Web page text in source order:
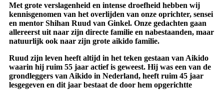
Met grote verslagenheid en intense droefheid hebben wij
kennisgenomen van het overlijden van onze oprichter, sensei
en mentor Shihan Ruud van Ginkel. Onze gedachten gaan
allereerst uit naar zijn directe familie en nabestaanden, maar
natuurlijk ook naar zijn grote aikido familie.
Ruud zijn leven heeft altijd in het teken gestaan van Aikido
waarin hij ruim 55 jaar actief is geweest. Hij was een van de
grondleggers van Aikido in Nederland, heeft ruim 45 jaar
lesgegeven en dit jaar bestaat de door hem opgerichtte